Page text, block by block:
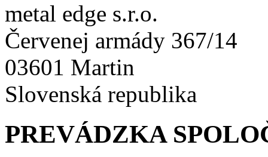
metal edge s.r.o.
Červenej armády 367/14
03601 Martin
Slovenská republika
PREVÁDZKA